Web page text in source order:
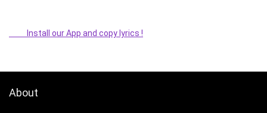
Install our App and copy lyrics !
About